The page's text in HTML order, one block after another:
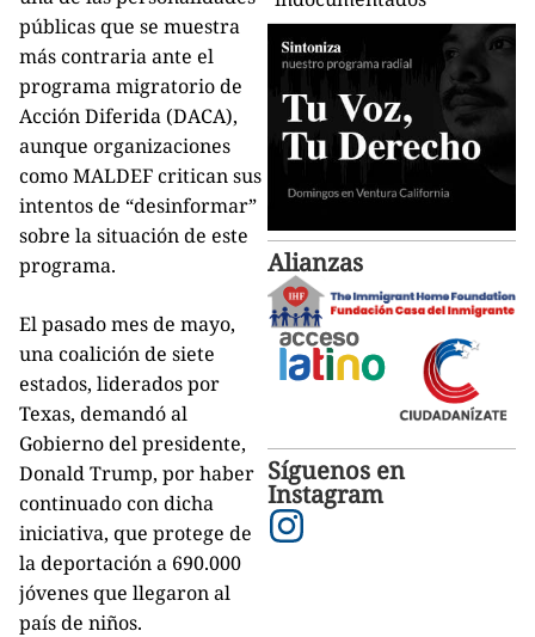
públicas que se muestra
más contraria ante el
programa migratorio de
Acción Diferida (DACA),
aunque organizaciones
como MALDEF critican sus
intentos de “desinformar”
sobre la situación de este
programa.
El pasado mes de mayo,
una coalición de siete
estados, liderados por
Texas, demandó al
Gobierno del presidente,
Donald Trump, por haber
continuado con dicha
iniciativa, que protege de
la deportación a 690.000
jóvenes que llegaron al
país de niños.
Alianzas
Síguenos en
Instagram